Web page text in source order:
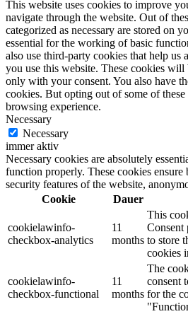
This website uses cookies to improve
navigate through the website. Out of
categorized as necessary are stored on
essential for the working of basic
also use third-party cookies that help us
you use this website. These cookies
only with your consent. You also have
cookies. But opting out of some of
browsing experience.
Necessary
Necessary
immer aktiv
Necessary cookies are absolutely
function properly. These cookies ensure
security features of the website,
Cookie
Dauer
cookielawinfo-
checkbox-analytics
11
months
This
Consent
to store
cookies
cookielawinfo-
checkbox-functional
11
months
The
consent
for the